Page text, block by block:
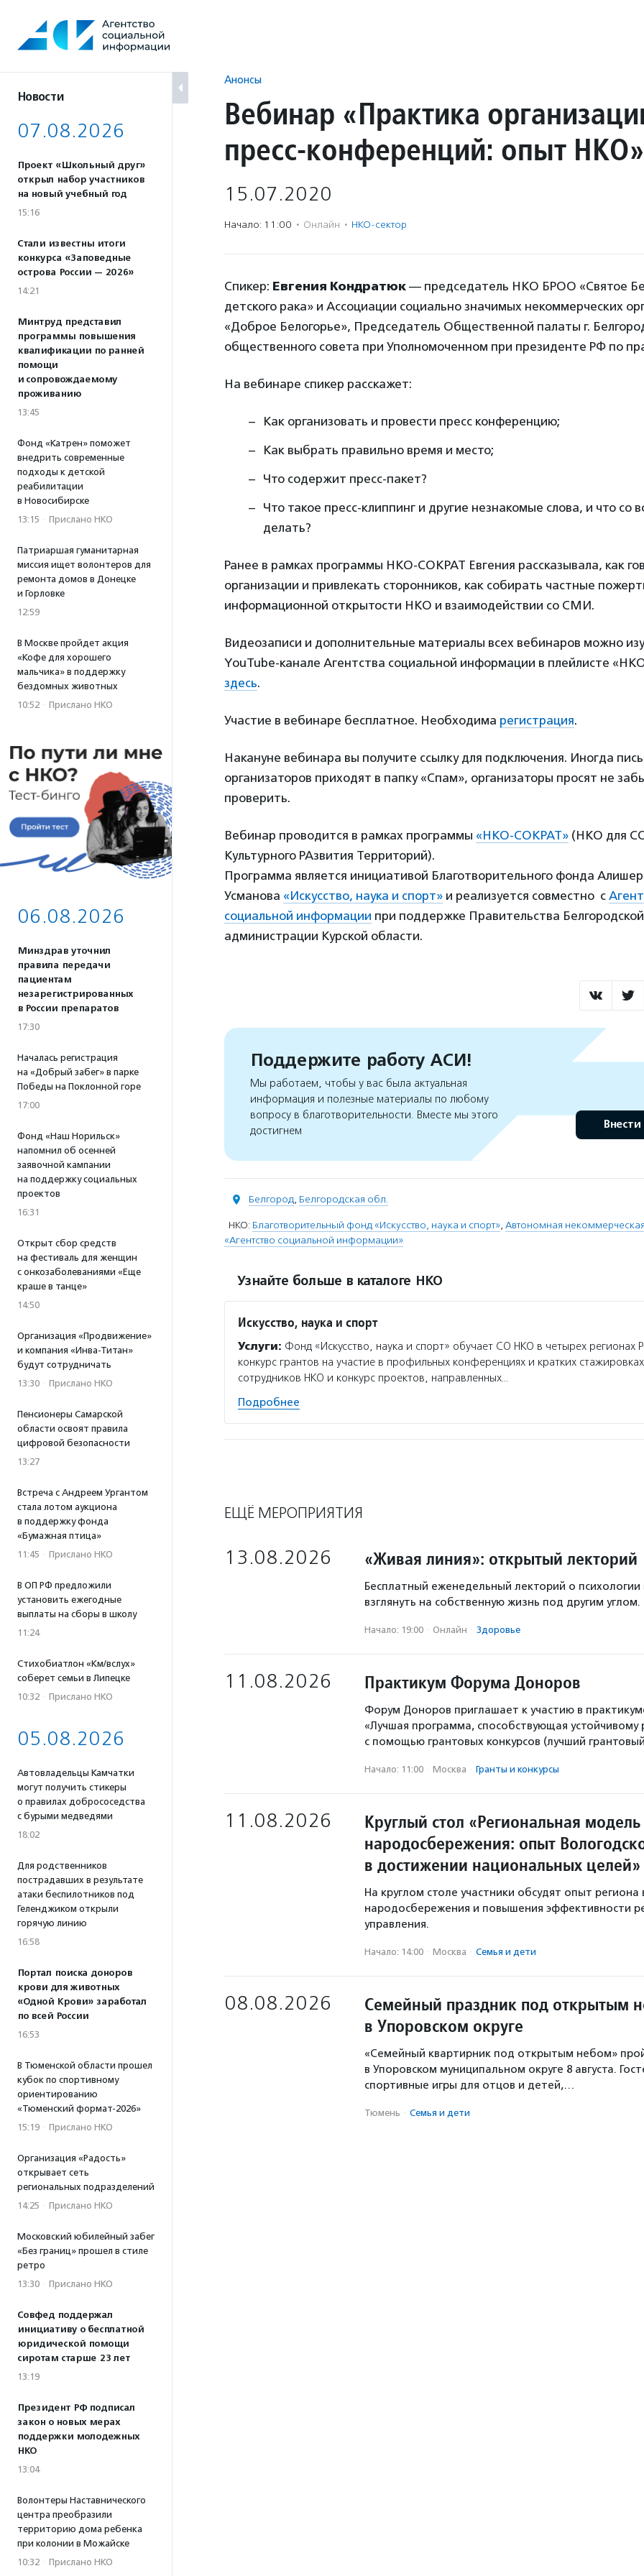
содержанию
Новости
07.08.2026
Проект «Школьный друг»
открыл набор участников
на новый учебный год
15:16
Стали известны итоги
конкурса «Заповедные
острова России — 2026»
14:21
Минтруд представил
программы повышения
квалификации по ранней
помощи
и сопровождаемому
проживанию
13:45
Фонд «Катрен» поможет
внедрить современные
подходы к детской
реабилитации
в Новосибирске
13:15 · Прислано НКО
Патриаршая гуманитарная
миссия ищет волонтеров для
ремонта домов в Донецке
и Горловке
12:59
В Москве пройдет акция
«Кофе для хорошего
мальчика» в поддержку
бездомных животных
10:52 · Прислано НКО
06.08.2026
Минздрав уточнил
правила передачи
пациентам
незарегистрированных
в России препаратов
17:30
Началась регистрация
на «Добрый забег» в парке
Победы на Поклонной горе
17:00
Фонд «Наш Норильск»
напомнил об осенней
заявочной кампании
на поддержку социальных
проектов
16:31
Открыт сбор средств
на фестиваль для женщин
с онкозаболеваниями «Еще
краше в танце»
14:50
Организация «Продвижение»
и компания «Инва-Титан»
будут сотрудничать
13:30 · Прислано НКО
Пенсионеры Самарской
области освоят правила
цифровой безопасности
13:27
Встреча с Андреем Ургантом
стала лотом аукциона
в поддержку фонда
«Бумажная птица»
11:45 · Прислано НКО
В ОП РФ предложили
установить ежегодные
выплаты на сборы в школу
11:24
Стихобиатлон «Км/вслух»
соберет семьи в Липецке
10:32 · Прислано НКО
05.08.2026
Автовладельцы Камчатки
могут получить стикеры
о правилах добрососедства
с бурыми медведями
18:02
Для родственников
пострадавших в результате
атаки беспилотников под
Геленджиком открыли
горячую линию
16:58
Портал поиска доноров
крови для животных
«Одной Крови» заработал
по всей России
16:53
В Тюменской области прошел
кубок по спортивному
ориентированию
«Тюменский формат-2026»
15:19 · Прислано НКО
Организация «Радость»
открывает сеть
региональных подразделений
14:25 · Прислано НКО
Московский юбилейный забег
«Без границ» прошел в стиле
ретро
13:30 · Прислано НКО
Совфед поддержал
инициативу о бесплатной
юридической помощи
сиротам старше 23 лет
13:19
Президент РФ подписал
закон о новых мерах
поддержки молодежных
НКО
13:04
Волонтеры Наставнического
центра преобразили
территорию дома ребенка
при колонии в Можайске
10:32 · Прислано НКО
Анонсы
Вебинар «Практика
пресс-конференций: опыт НКО»
15.07.2020
Начало: 11:00 · Онлайн · НКО-сектор
Спикер: Евгения Кондратюк — председатель НКО БРОО «Святое
детского рака» и Ассоциации социально значимых некоммерческих
«Доброе Белогорье», Председатель Общественной палаты г.
общественного совета при Уполномоченном при президенте РФ по
На вебинаре спикер расскажет:
Как организовать и провести пресс конференцию;
Как выбрать правильно время и место;
Что содержит пресс-пакет?
Что такое пресс-клиппинг и другие незнакомые слова, и что со
делать?
Ранее в рамках программы НКО-СОКРАТ Евгения рассказывала, как
организации и привлекать сторонников, как собирать частные
информационной открытости НКО и взаимодействии со СМИ.
Видеозаписи и дополнительные материалы всех вебинаров можно
YouTube-канале Агентства социальной информации в плейлисте
здесь.
Участие в вебинаре бесплатное. Необходима регистрация.
Накануне вебинара вы получите ссылку для подключения. Иногда
организаторов приходят в папку «Спам», организаторы просят не
проверить.
Вебинар проводится в рамках программы «НКО-СОКРАТ» (НКО для
Культурного РАзвития Территорий).
Программа является инициативой Благотворительного фонда
Усманова «Искусство, наука и спорт» и реализуется совместно с
социальной информации при поддержке Правительства
администрации Курской области.
Поддержите работу АСИ!
Мы работаем, чтобы у вас была актуальная
информация и полезные материалы по любому
вопросу в благотворительности. Вместе мы этого
достигнем
Внести
Белгород, Белгородская обл.
НКО: Благотворительный фонд «Искусство, наука и спорт», Автономная
«Агентство социальной информации»
Узнайте больше в каталоге НКО
Искусство, наука и спорт
Услуги: Фонд «Искусство, наука и спорт» обучает СО НКО в четырех регионах
конкурс грантов на участие в профильных конференциях и кратких
сотрудников НКО и конкурс проектов, направленных…
Подробнее
ЕЩЁ МЕРОПРИЯТИЯ
13.08.2026 «Живая линия»: открытый лекторий
Бесплатный еженедельный лекторий о
взглянуть на собственную жизнь под другим углом.
Начало: 19:00 · Онлайн · Здоровье
11.08.2026 Практикум Форума Доноров
Форум Доноров приглашает к участию в
«Лучшая программа, способствующая устойчивому
с помощью грантовых конкурсов (лучший
Начало: 11:00 · Москва · Гранты и конкурсы
11.08.2026
Круглый стол «Региональная модель
народосбережения: опыт
в достижении национальных целей»
На круглом столе участники обсудят опыт региона
народосбережения и повышения эффективности
управления.
Начало: 14:00 · Москва · Семья и дети
08.08.2026
Семейный праздник под открытым
в Упоровском округе
«Семейный квартирник под открытым небом»
в Упоровском муниципальном округе 8 августа.
спортивные игры для отцов и детей,…
Тюмень · Семья и дети